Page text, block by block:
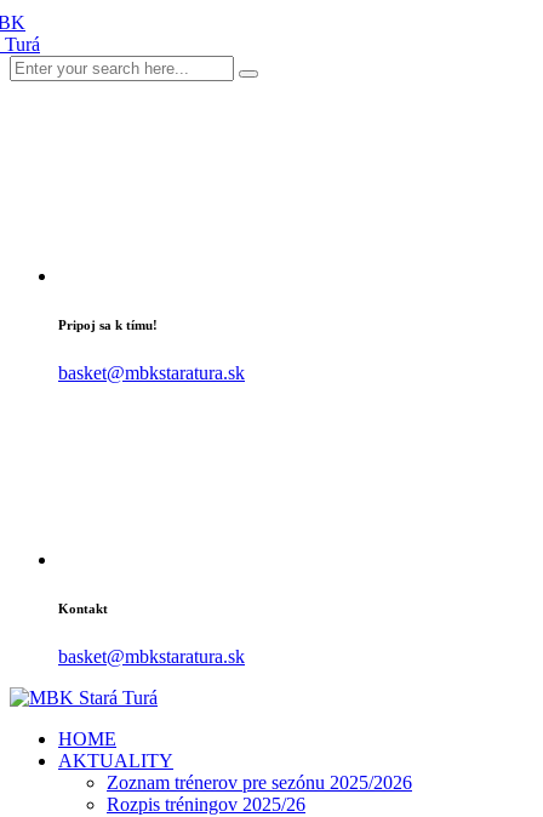
Pripoj sa k tímu!
basket@mbkstaratura.sk
Kontakt
basket@mbkstaratura.sk
HOME
AKTUALITY
Zoznam trénerov pre sezónu 2025/2026
Rozpis tréningov 2025/26